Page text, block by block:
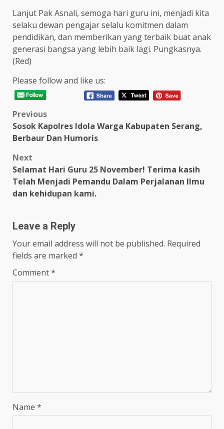
Lanjut Pak Asnali, semoga hari guru ini, menjadi kita
selaku dewan pengajar selalu komitmen dalam
pendidikan, dan memberikan yang terbaik buat anak
generasi bangsa yang lebih baik lagi. Pungkasnya.
(Red)
Please follow and like us:
Post
navigation
Previous
Sosok Kapolres Idola Warga Kabupaten Serang,
Berbaur Dan Humoris
Next
Selamat Hari Guru 25 November! Terima kasih
Telah Menjadi Pemandu Dalam Perjalanan Ilmu
dan kehidupan kami.
Leave a Reply
Your email address will not be published. Required
fields are marked *
Comment*
Name *